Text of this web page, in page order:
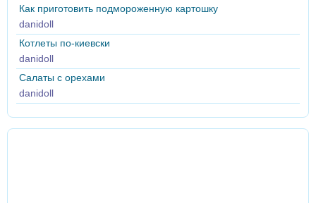
Как приготовить подмороженную картошку
danidoll
Котлеты по-киевски
danidoll
Салаты с орехами
danidoll